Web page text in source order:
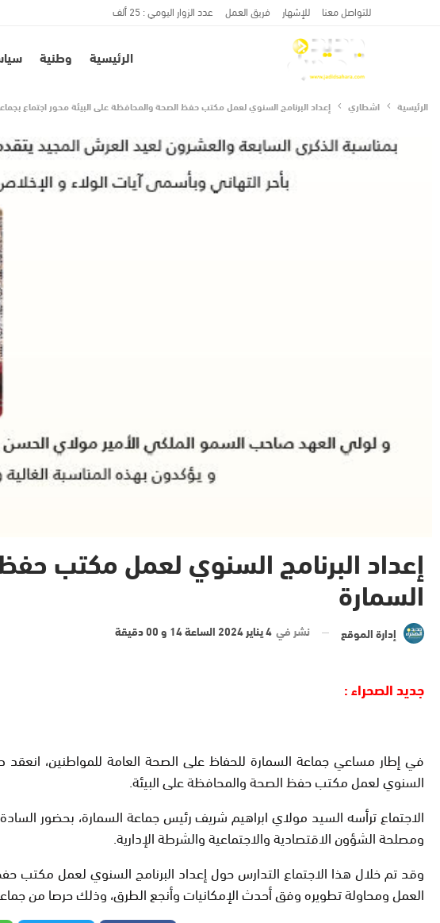
للتواصل معنا للإشهار فريق العمل عدد الزوار اليومي : 25 ألف
الرئيسية وطنية
الرئيسية اشطاري إعداد البرنامج السنوي لعمل مكتب حفظ الصحة والمحافظة على البيئة محور اجتماع
إعداد البرنامج السنوي لعمل مكتب
السمارة
إدارة الموقع نشر في4 يناير 2024 الساعة 14 و 00 دقيقة
جديد الصحراء :
في إطار مساعي جماعة السمارة للحفاظ على الصحة العامة للمواطنين، انعقد
السنوي لعمل مكتب حفظ الصحة والمحافظة على البيئة.
الاجتماع ترأسه السيد مولاي ابراهيم شريف رئيس جماعة السمارة، بحضور
ومصلحة الشؤون الاقتصادية والاجتماعية والشرطة الإدارية.
وقد تم خلال هذا الاجتماع التدارس حول إعداد البرنامج السنوي لعمل
العمل ومحاولة تطويره وفق أحدث الإمكانيات وأنجع الطرق، وذلك حرصا من